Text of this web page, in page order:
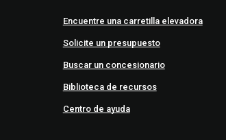
Encuentre una carretilla elevadora
Solicite un presupuesto
Buscar un concesionario
Biblioteca de recursos
Centro de ayuda